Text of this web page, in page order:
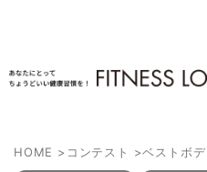
HOME > コンテスト >ベストボ